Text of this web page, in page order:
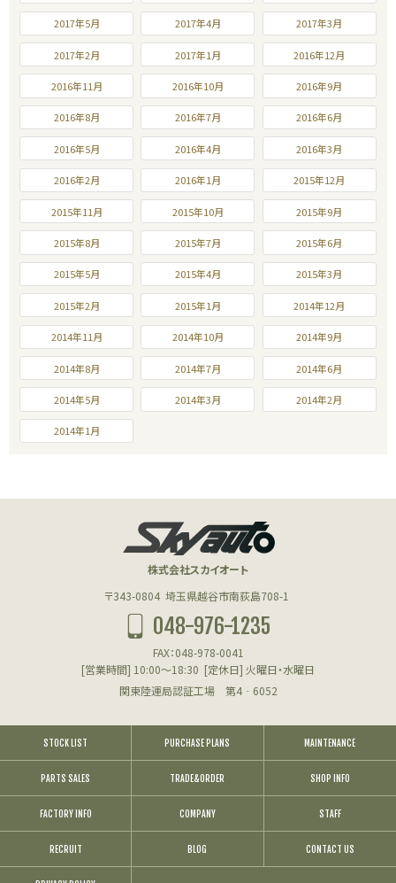
2017年5月 2017年4月 2017年3月
2017年2月 2017年1月 2016年12月
2016年11月 2016年10月 2016年9月
2016年8月 2016年7月 2016年6月
2016年5月 2016年4月 2016年3月
2016年2月 2016年1月 2015年12月
2015年11月 2015年10月 2015年9月
2015年8月 2015年7月 2015年6月
2015年5月 2015年4月 2015年3月
2015年2月 2015年1月 2014年12月
2014年11月 2014年10月 2014年9月
2014年8月 2014年7月 2014年6月
2014年5月 2014年3月 2014年2月
2014年1月
株式会社スカイオート
〒343-0804 埼玉県越谷市南荻島708-1
048-976-1235
FAX：048-978-0041
[営業時間] 10:00～18:30 [定休日] 火曜日・水曜日
関東陸運局認証工場 第4‐6052
STOCK LIST PURCHASE PLANS MAINTENANCE
PARTS SALES TRADE&ORDER SHOP INFO
FACTORY INFO COMPANY STAFF
RECRUIT BLOG CONTACT US